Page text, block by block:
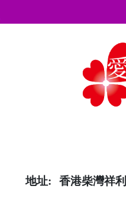
地址:
香港柴灣祥